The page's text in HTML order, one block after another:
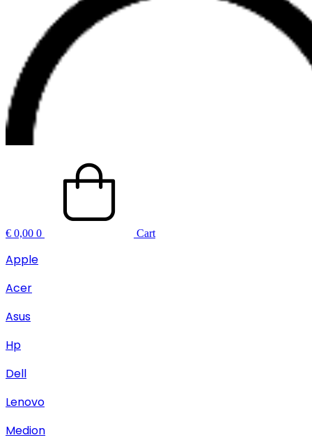
€ 0,00 0 Cart
Apple
Acer
Asus
Hp
Dell
Lenovo
Medion